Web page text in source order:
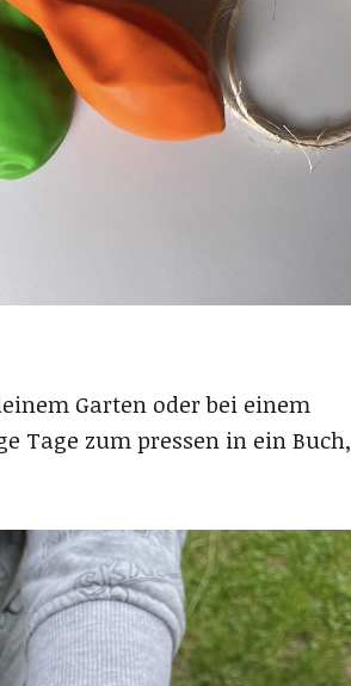
Garten oder bei einem
Tage zum pressen in ein Buch,